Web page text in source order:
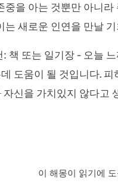
중을 아는 것뿐만 아니
는 새로운 인연을 만날
책 또는 일기장 - 오늘
도움이 될 것입니다.
신을 가치있지 않다고
이 해몽이 읽기에